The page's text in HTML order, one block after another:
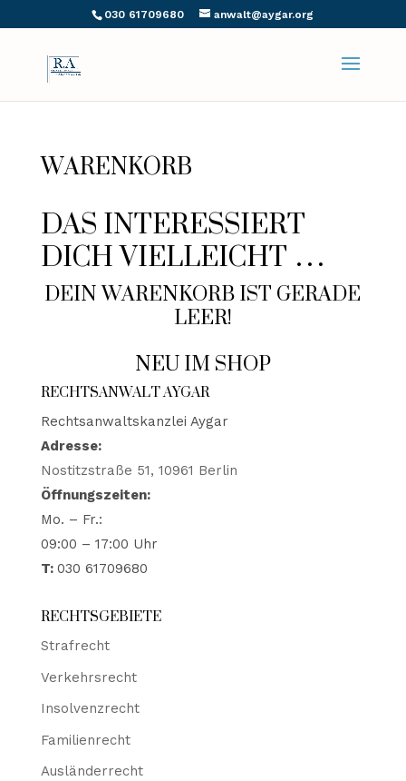
030 61709680 anwalt@aygar.org
WARENKORB
DAS INTERESSIERT
DICH VIELLEICHT …
DEIN WARENKORB IST GERADE
LEER!
NEU IM SHOP
RECHTSANWALT AYGAR
Rechtsanwaltskanzlei Aygar
Adresse:
Nostitzstraße 51, 10961 Berlin
Öffnungszeiten:
Mo. – Fr.:
09:00 – 17:00 Uhr
T: 030 61709680
RECHTSGEBIETE
Strafrecht
Verkehrsrecht
Insolvenzrecht
Familienrecht
Ausländerrecht